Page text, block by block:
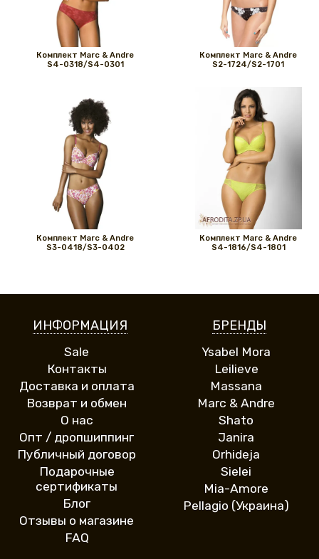
Комплект Marс & Andre
S4-0318/S4-0301
Комплект Marс & Andre
S2-1724/S2-1701
Комплект Marс & Andre
S3-0418/S3-0402
Комплект Marс & Andre
S4-1816/S4-1801
ИНФОРМАЦИЯ
Sale
Контакты
Доставка и оплата
Возврат и обмен
О нас
Опт / дропшиппинг
Публичный договор
Подарочные
сертификаты
Блог
Отзывы о магазине
FAQ
БРЕНДЫ
Ysabel Mora
Leilieve
Massana
Marc & Andre
Shato
Janira
Orhideja
Sielei
Mia-Amore
Pellagio (Украина)